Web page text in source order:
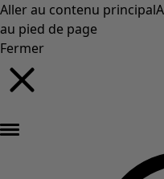
Aller au contenu principal
au pied de page
Fermer